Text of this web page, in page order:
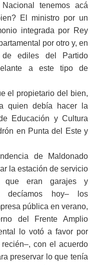
tenemos acá
El ministro por un
integrada por Rey
por otro y, en
ediles del Partido
a este tipo de
el propietario del bien,
quien debía hacer la
Educación y Cultura
en Punta del Este y
de Maldonado
la estación de servicio
eran garajes y
decíamos hoy‒los
pública en verano,
del Frente Amplio
lo votó a favor por
‒, con el acuerdo
preservar lo que tenía